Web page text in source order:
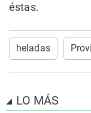
éstas.
heladas
LO MÁS